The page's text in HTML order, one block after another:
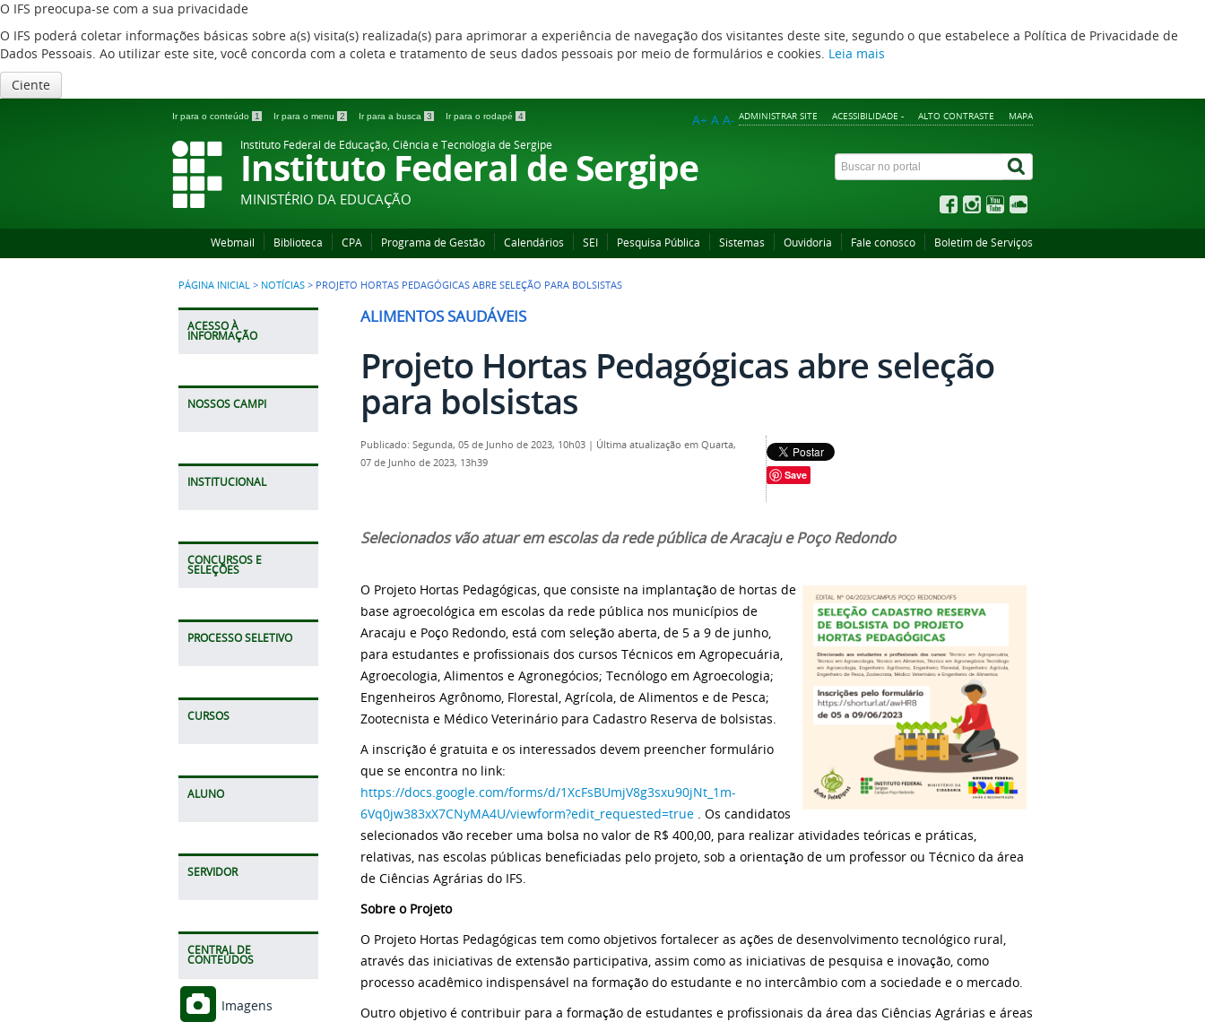
O IFS preocupa-se com a sua privacidade
O IFS poderá coletar informações básicas sobre a(s) visita(s) realizada(s) para aprimorar a experiência de navegação dos visitantes deste site, segundo o que estabelece a Política de Privacidade de
Dados Pessoais. Ao utilizar este site, você concorda com a coleta e tratamento de seus dados pessoais por meio de formulários e cookies. Leia mais
Ciente
Ir para o conteúdo 1 Ir para o menu 2 Ir para a busca 3 Ir para o rodapé 4 ADMINISTRAR SITE ACESSIBILIDADE - ALTO CONTRASTE MAPA
A+ A A-
Instituto Federal de Educação, Ciência e Tecnologia de Sergipe
Instituto Federal de Sergipe
MINISTÉRIO DA EDUCAÇÃO
Webmail Biblioteca CPA Programa de Gestão Calendários SEI Pesquisa Pública Sistemas Ouvidoria Fale conosco Boletim de Serviços
PÁGINA INICIAL > NOTÍCIAS > PROJETO HORTAS PEDAGÓGICAS ABRE SELEÇÃO PARA BOLSISTAS
ACESSO À
INFORMAÇÃO
NOSSOS CAMPI
INSTITUCIONAL
CONCURSOS E
SELEÇÕES
PROCESSO SELETIVO
CURSOS
ALUNO
SERVIDOR
CENTRAL DE
CONTEÚDOS
Imagens
ALIMENTOS SAUDÁVEIS
Projeto Hortas Pedagógicas abre seleção
para bolsistas
Publicado: Segunda, 05 de Junho de 2023, 10h03 | Última atualização em Quarta,
07 de Junho de 2023, 13h39
Save
Selecionados vão atuar em escolas da rede pública de Aracaju e Poço Redondo
O Projeto Hortas Pedagógicas, que consiste na implantação de hortas de
base agroecológica em escolas da rede pública nos municípios de
Aracaju e Poço Redondo, está com seleção aberta, de 5 a 9 de junho,
para estudantes e profissionais dos cursos Técnicos em Agropecuária,
Agroecologia, Alimentos e Agronegócios; Tecnólogo em Agroecologia;
Engenheiros Agrônomo, Florestal, Agrícola, de Alimentos e de Pesca;
Zootecnista e Médico Veterinário para Cadastro Reserva de bolsistas.
A inscrição é gratuita e os interessados devem preencher formulário
que se encontra no link:
https://docs.google.com/forms/d/1XcFsBUmjV8g3sxu90jNt_1m-
6Vq0jw383xX7CNyMA4U/viewform?edit_requested=true . Os candidatos
selecionados vão receber uma bolsa no valor de R$ 400,00, para realizar atividades teóricas e práticas,
relativas, nas escolas públicas beneficiadas pelo projeto, sob a orientação de um professor ou Técnico da área
de Ciências Agrárias do IFS.
Sobre o Projeto
O Projeto Hortas Pedagógicas tem como objetivos fortalecer as ações de desenvolvimento tecnológico rural,
através das iniciativas de extensão participativa, assim como as iniciativas de pesquisa e inovação, como
processo acadêmico indispensável na formação do estudante e no intercâmbio com a sociedade e o mercado.
Outro objetivo é contribuir para a formação de estudantes e profissionais da área das Ciências Agrárias e áreas